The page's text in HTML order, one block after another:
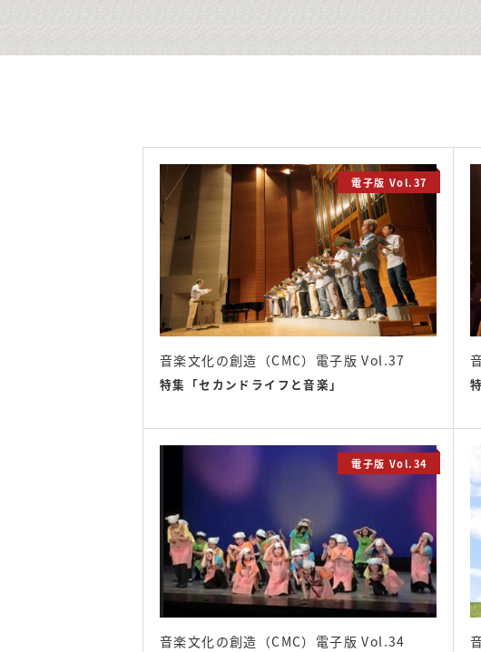
電子版 Vol.37
音楽文化の創造（CMC）電子版 Vol.37
特集「セカンドライフと音楽」
電子版 Vol.34
音楽文化の創造（CMC）電子版 Vol.34